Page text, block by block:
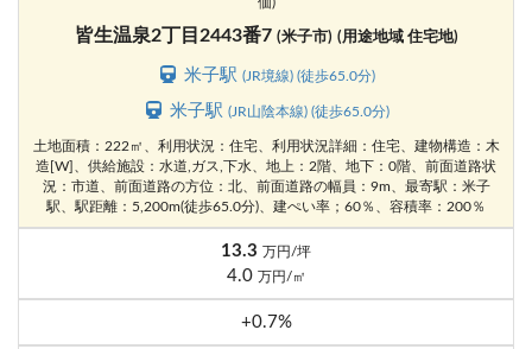
皆生温泉2丁目2443番7 (米子市) (用途地域 住宅地)
米子駅(JR境線) (徒歩65.0分)
米子駅(JR山陰本線) (徒歩65.0分)
土地面積：222㎡、利用状況：住宅、利用状況詳細：住宅、建物構造：木
造[W]、供給施設：水道,ガス,下水、地上：2階、地下：0階、前面道路状
況：市道、前面道路の方位：北、前面道路の幅員：9m、最寄駅：米子
駅、駅距離：5,200m(徒歩65.0分)、建ぺい率；60％、容積率：200％
13.3 万円/坪
4.0 万円/㎡
+0.7%